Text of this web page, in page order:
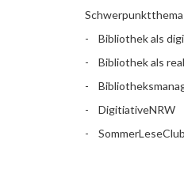
Schwerpunktthema
Bibliothek als
Bibliothek als
DigitiativeNRW